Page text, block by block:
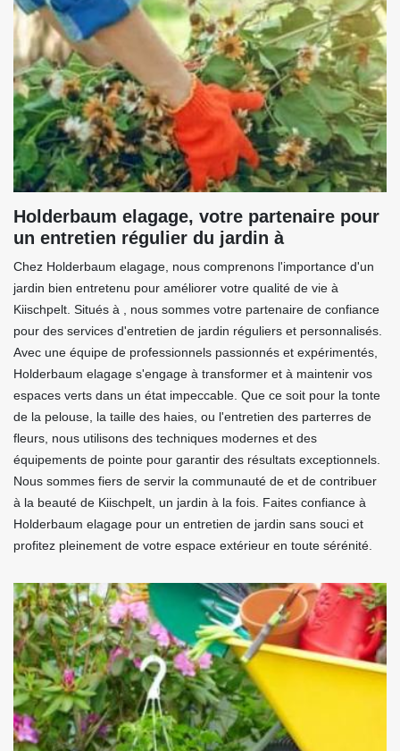
Holderbaum elagage, votre partenaire pour
un entretien régulier du jardin à
Chez Holderbaum elagage, nous comprenons l'importance d'un
jardin bien entretenu pour améliorer votre qualité de vie à
Kiischpelt. Situés à , nous sommes votre partenaire de confiance
pour des services d'entretien de jardin réguliers et personnalisés.
Avec une équipe de professionnels passionnés et expérimentés,
Holderbaum elagage s'engage à transformer et à maintenir vos
espaces verts dans un état impeccable. Que ce soit pour la tonte
de la pelouse, la taille des haies, ou l'entretien des parterres de
fleurs, nous utilisons des techniques modernes et des
équipements de pointe pour garantir des résultats exceptionnels.
Nous sommes fiers de servir la communauté de et de contribuer
à la beauté de Kiischpelt, un jardin à la fois. Faites confiance à
Holderbaum elagage pour un entretien de jardin sans souci et
profitez pleinement de votre espace extérieur en toute sérénité.